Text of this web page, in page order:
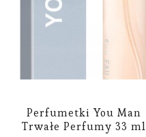
Perfumetki You Man
Trwałe Perfumy 33 ml